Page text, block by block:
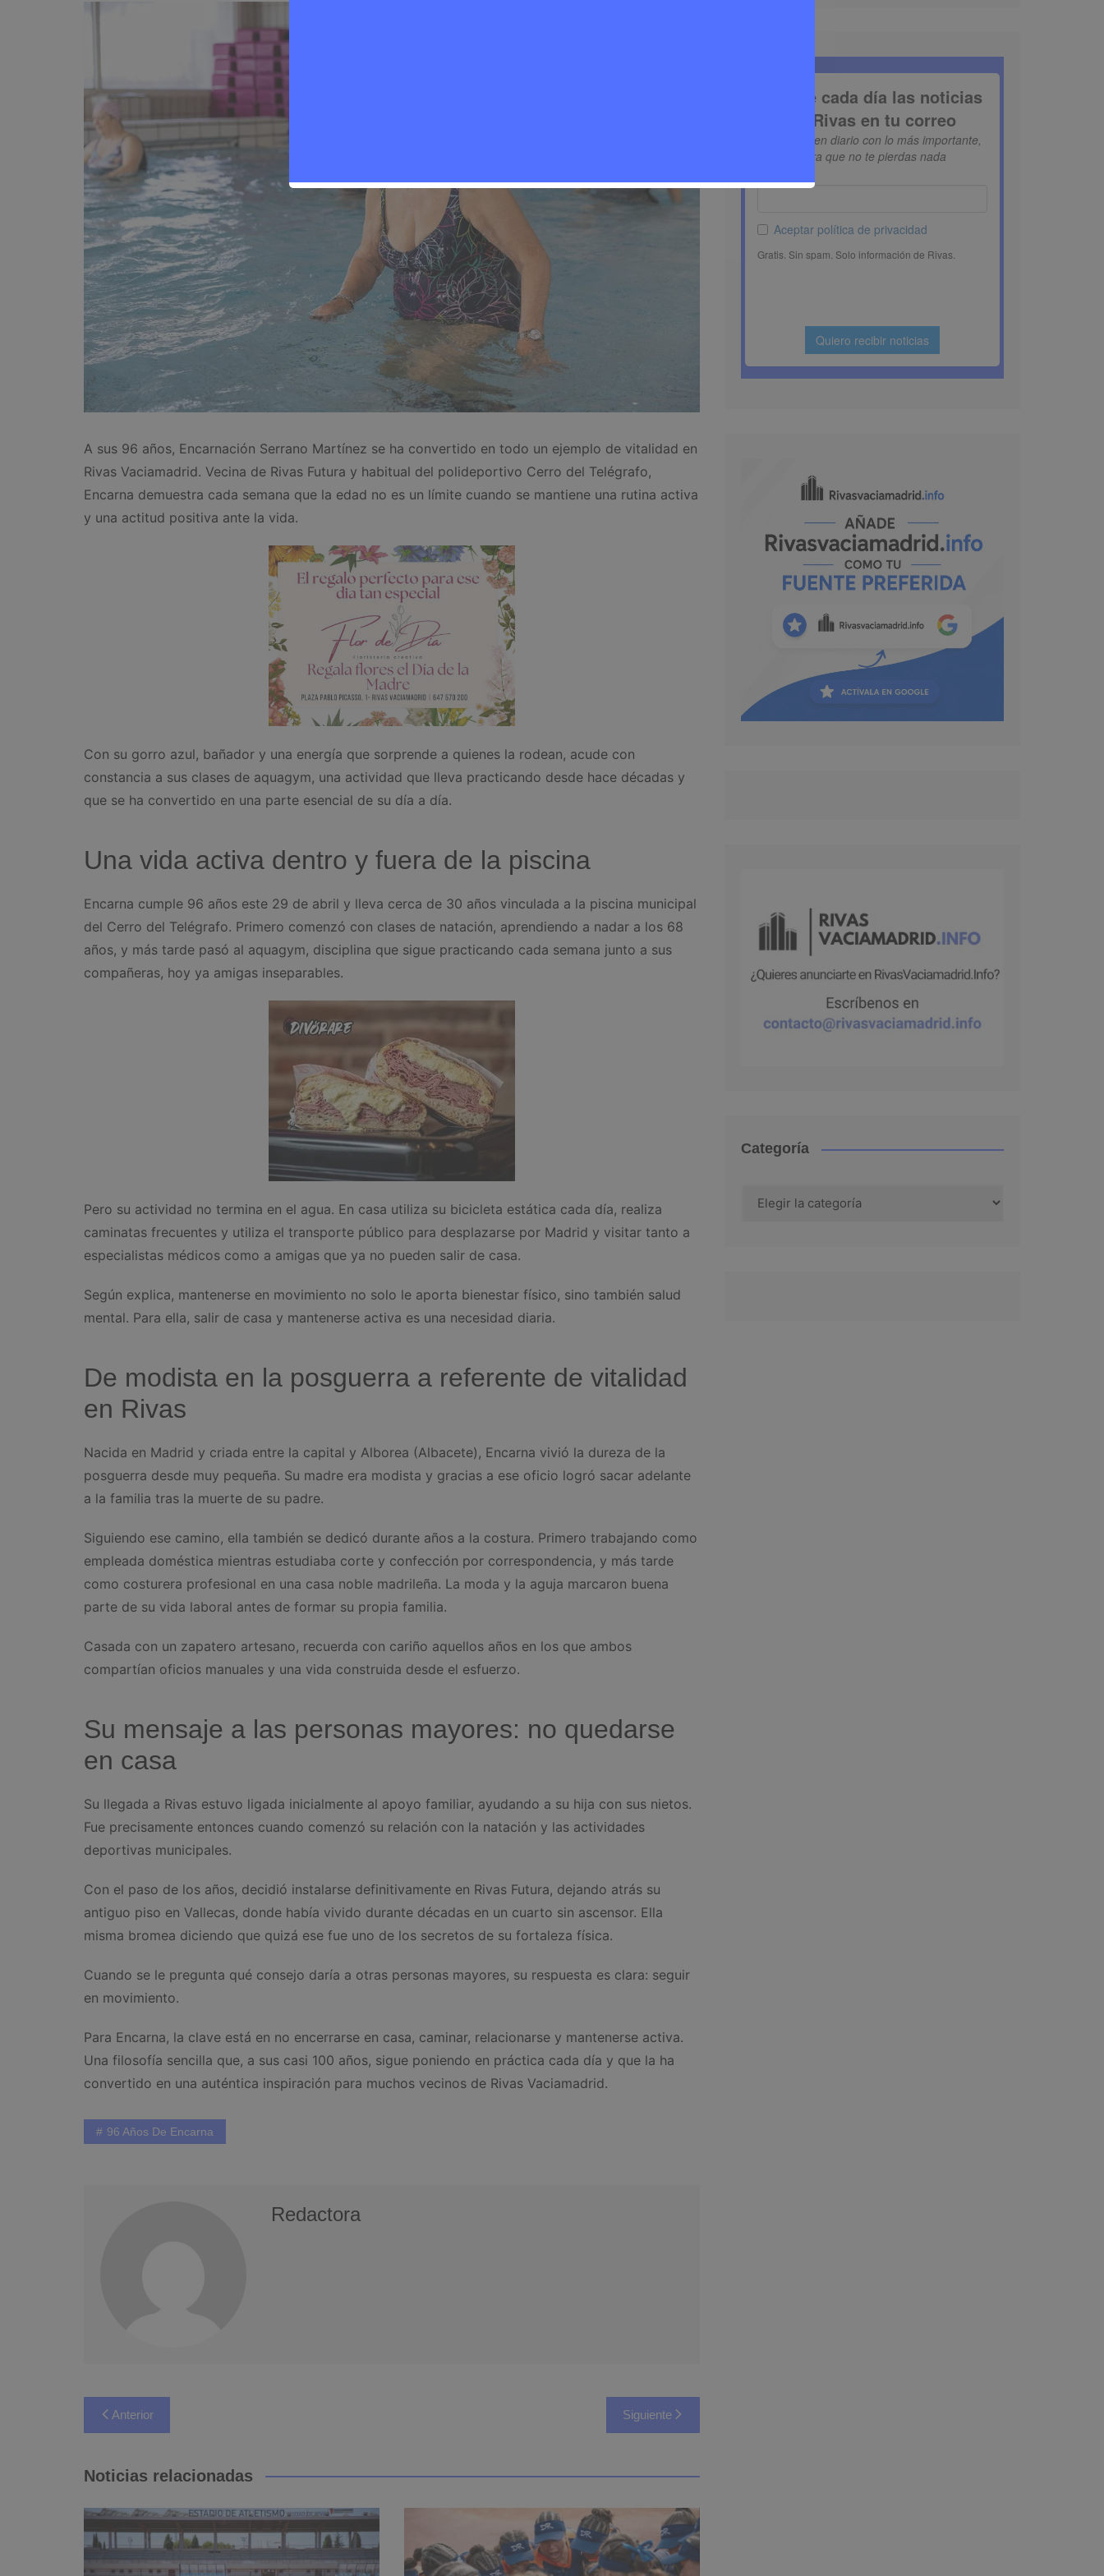
A sus 96 años, Encarnación Serrano Martínez se ha convertido en todo un ejemplo de vitalidad en
Rivas Vaciamadrid. Vecina de Rivas Futura y habitual del polideportivo Cerro del Telégrafo,
Encarna demuestra cada semana que la edad no es un límite cuando se mantiene una rutina activa
y una actitud positiva ante la vida.
Con su gorro azul, bañador y una energía que sorprende a quienes la rodean, acude con
constancia a sus clases de aquagym, una actividad que lleva practicando desde hace décadas y
que se ha convertido en una parte esencial de su día a día.
Una vida activa dentro y fuera de la piscina
Encarna cumple 96 años este 29 de abril y lleva cerca de 30 años vinculada a la piscina municipal
del Cerro del Telégrafo. Primero comenzó con clases de natación, aprendiendo a nadar a los 68
años, y más tarde pasó al aquagym, disciplina que sigue practicando cada semana junto a sus
compañeras, hoy ya amigas inseparables.
Pero su actividad no termina en el agua. En casa utiliza su bicicleta estática cada día, realiza
caminatas frecuentes y utiliza el transporte público para desplazarse por Madrid y visitar tanto a
especialistas médicos como a amigas que ya no pueden salir de casa.
Según explica, mantenerse en movimiento no solo le aporta bienestar físico, sino también salud
mental. Para ella, salir de casa y mantenerse activa es una necesidad diaria.
De modista en la posguerra a referente de vitalidad
en Rivas
Nacida en Madrid y criada entre la capital y Alborea (Albacete), Encarna vivió la dureza de la
posguerra desde muy pequeña. Su madre era modista y gracias a ese oficio logró sacar adelante
a la familia tras la muerte de su padre.
Siguiendo ese camino, ella también se dedicó durante años a la costura. Primero trabajando como
empleada doméstica mientras estudiaba corte y confección por correspondencia, y más tarde
como costurera profesional en una casa noble madrileña. La moda y la aguja marcaron buena
parte de su vida laboral antes de formar su propia familia.
Casada con un zapatero artesano, recuerda con cariño aquellos años en los que ambos
compartían oficios manuales y una vida construida desde el esfuerzo.
Su mensaje a las personas mayores: no quedarse
en casa
Su llegada a Rivas estuvo ligada inicialmente al apoyo familiar, ayudando a su hija con sus nietos.
Fue precisamente entonces cuando comenzó su relación con la natación y las actividades
deportivas municipales.
Con el paso de los años, decidió instalarse definitivamente en Rivas Futura, dejando atrás su
antiguo piso en Vallecas, donde había vivido durante décadas en un cuarto sin ascensor. Ella
misma bromea diciendo que quizá ese fue uno de los secretos de su fortaleza física.
Cuando se le pregunta qué consejo daría a otras personas mayores, su respuesta es clara: seguir
en movimiento.
Para Encarna, la clave está en no encerrarse en casa, caminar, relacionarse y mantenerse activa.
Una filosofía sencilla que, a sus casi 100 años, sigue poniendo en práctica cada día y que la ha
convertido en una auténtica inspiración para muchos vecinos de Rivas Vaciamadrid.
96 Años De Encarna
Redactora
Navegación
de
entradas
Anterior Siguiente
Noticias relacionadas
Categoría